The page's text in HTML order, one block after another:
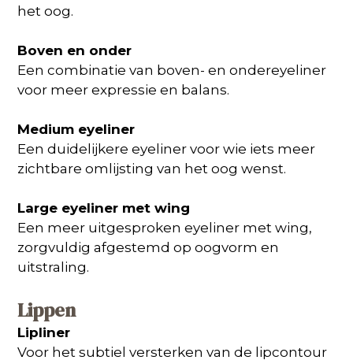
het oog.
Boven en onder
Een combinatie van boven- en ondereyeliner
voor meer expressie en balans.
Medium eyeliner
Een duidelijkere eyeliner voor wie iets meer
zichtbare omlijsting van het oog wenst.
Large eyeliner met wing
Een meer uitgesproken eyeliner met wing,
zorgvuldig afgestemd op oogvorm en
uitstraling.
Lippen
Lipliner
Voor het subtiel versterken van de lipcontour